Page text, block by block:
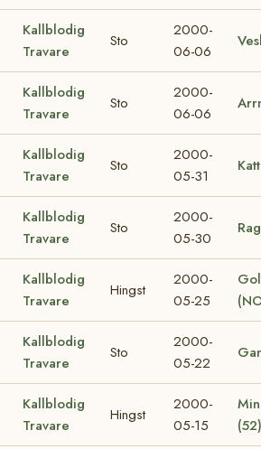
Kallblodig
Travare
Sto
2000-
06-06
Kallblodig
Travare
Sto
2000-
06-06
Kallblodig
Travare
Sto
2000-
05-31
Kallblodig
Travare
Sto
2000-
05-30
Kallblodig
Travare
Hingst
2000-
05-25
Kallblodig
Travare
Sto
2000-
05-22
Kallblodig
Travare
Hingst
2000-
05-15
(52)